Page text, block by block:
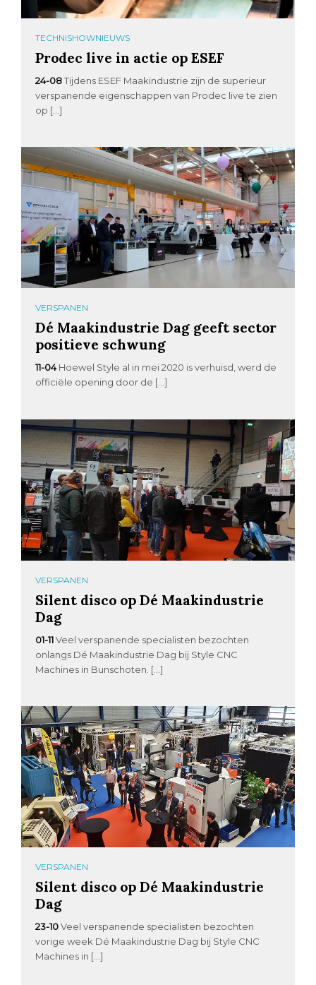
TECHNISHOWNIEUWS
Prodec live in actie op ESEF
24-08 Tijdens ESEF Maakindustrie zijn de superieur
verspanende eigenschappen van Prodec live te zien
op […]
VERSPANEN
Dé Maakindustrie Dag geeft sector
positieve schwung
11-04 Hoewel Style al in mei 2020 is verhuisd, werd de
officiële opening door de […]
VERSPANEN
Silent disco op Dé Maakindustrie
Dag
01-11 Veel verspanende specialisten bezochten
onlangs Dé Maakindustrie Dag bij Style CNC
Machines in Bunschoten. […]
VERSPANEN
Silent disco op Dé Maakindustrie
Dag
23-10 Veel verspanende specialisten bezochten
vorige week Dé Maakindustrie Dag bij Style CNC
Machines in […]